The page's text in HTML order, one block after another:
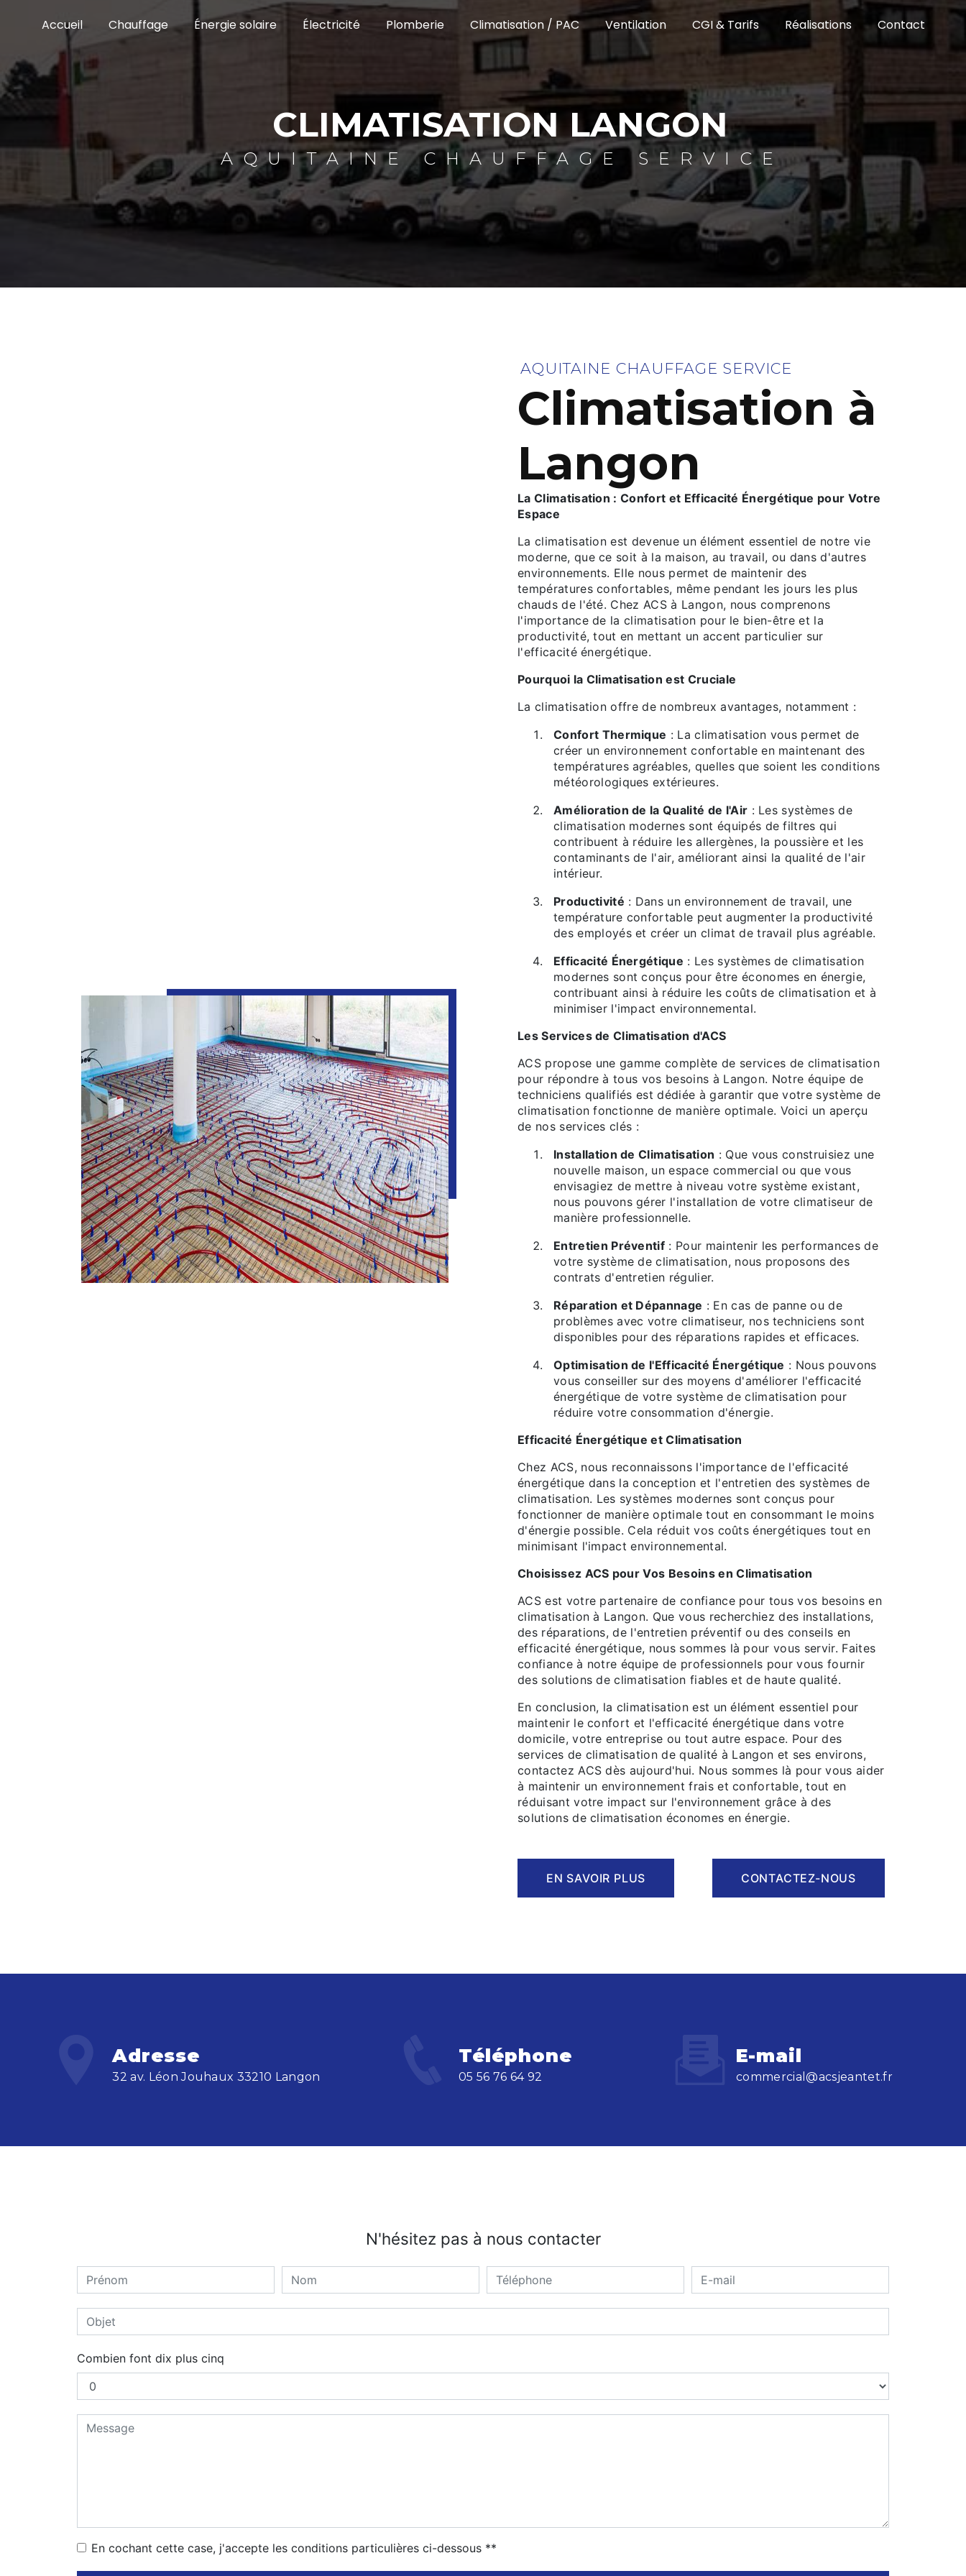
Accueil Chauffage Énergie solaire Électricité Plomberie Climatisation / PAC Ventilation CGI & Tarifs Réalisations Contact
CLIMATISATION LANGON
AQUITAINE CHAUFFAGE SERVICE
AQUITAINE CHAUFFAGE SERVICE
Climatisation à
Langon
La Climatisation : Confort et Efficacité Énergétique pour Votre
Espace
La climatisation est devenue un élément essentiel de notre vie
moderne, que ce soit à la maison, au travail, ou dans d'autres
environnements. Elle nous permet de maintenir des
températures confortables, même pendant les jours les plus
chauds de l'été. Chez ACS à Langon, nous comprenons
l'importance de la climatisation pour le bien-être et la
productivité, tout en mettant un accent particulier sur
l'efficacité énergétique.
Pourquoi la Climatisation est Cruciale
La climatisation offre de nombreux avantages, notamment :
Confort Thermique : La climatisation vous permet de
créer un environnement confortable en maintenant des
températures agréables, quelles que soient les conditions
météorologiques extérieures.
Amélioration de la Qualité de l'Air : Les systèmes de
climatisation modernes sont équipés de filtres qui
contribuent à réduire les allergènes, la poussière et les
contaminants de l'air, améliorant ainsi la qualité de l'air
intérieur.
Productivité : Dans un environnement de travail, une
température confortable peut augmenter la productivité
des employés et créer un climat de travail plus agréable.
Efficacité Énergétique : Les systèmes de climatisation
modernes sont conçus pour être économes en énergie,
contribuant ainsi à réduire les coûts de climatisation et à
minimiser l'impact environnemental.
Les Services de Climatisation d'ACS
ACS propose une gamme complète de services de climatisation
pour répondre à tous vos besoins à Langon. Notre équipe de
techniciens qualifiés est dédiée à garantir que votre système de
climatisation fonctionne de manière optimale. Voici un aperçu
de nos services clés :
Installation de Climatisation : Que vous construisiez une
nouvelle maison, un espace commercial ou que vous
envisagiez de mettre à niveau votre système existant,
nous pouvons gérer l'installation de votre climatiseur de
manière professionnelle.
Entretien Préventif : Pour maintenir les performances de
votre système de climatisation, nous proposons des
contrats d'entretien régulier.
Réparation et Dépannage : En cas de panne ou de
problèmes avec votre climatiseur, nos techniciens sont
disponibles pour des réparations rapides et efficaces.
Optimisation de l'Efficacité Énergétique : Nous pouvons
vous conseiller sur des moyens d'améliorer l'efficacité
énergétique de votre système de climatisation pour
réduire votre consommation d'énergie.
Efficacité Énergétique et Climatisation
Chez ACS, nous reconnaissons l'importance de l'efficacité
énergétique dans la conception et l'entretien des systèmes de
climatisation. Les systèmes modernes sont conçus pour
fonctionner de manière optimale tout en consommant le moins
d'énergie possible. Cela réduit vos coûts énergétiques tout en
minimisant l'impact environnemental.
Choisissez ACS pour Vos Besoins en Climatisation
ACS est votre partenaire de confiance pour tous vos besoins en
climatisation à Langon. Que vous recherchiez des installations,
des réparations, de l'entretien préventif ou des conseils en
efficacité énergétique, nous sommes là pour vous servir. Faites
confiance à notre équipe de professionnels pour vous fournir
des solutions de climatisation fiables et de haute qualité.
En conclusion, la climatisation est un élément essentiel pour
maintenir le confort et l'efficacité énergétique dans votre
domicile, votre entreprise ou tout autre espace. Pour des
services de climatisation de qualité à Langon et ses environs,
contactez ACS dès aujourd'hui. Nous sommes là pour vous aider
à maintenir un environnement frais et confortable, tout en
réduisant votre impact sur l'environnement grâce à des
solutions de climatisation économes en énergie.
EN SAVOIR PLUS CONTACTEZ-NOUS
Adresse
32 av. Léon Jouhaux 33210 Langon
Téléphone
05 56 76 64 92
E-mail
commercial@acsjeantet.fr
N'hésitez pas à nous contacter
Combien font dix plus cinq
En cochant cette case, j'accepte les conditions particulières ci-dessous **